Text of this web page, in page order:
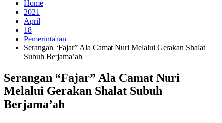
Home
2021
April
18
Pemerintahan
Serangan “Fajar” Ala Camat Nuri Melalui Gerakan Shalat
Subuh Berjama’ah
Serangan “Fajar” Ala Camat Nuri
Melalui Gerakan Shalat Subuh
Berjama’ah